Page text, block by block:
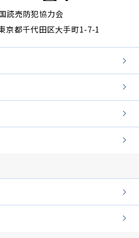
読売防犯協力会
京都千代田区大手町1-7-1